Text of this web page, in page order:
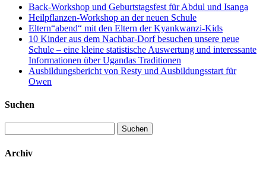
Back-Workshop und Geburtstagsfest für Abdul und Isanga
Heilpflanzen-Workshop an der neuen Schule
Eltern“abend“ mit den Eltern der Kyankwanzi-Kids
10 Kinder aus dem Nachbar-Dorf besuchen unsere neue
Schule – eine kleine statistische Auswertung und interessante
Informationen über Ugandas Traditionen
Ausbildungsbericht von Resty und Ausbildungsstart für
Owen
Suchen
nach:
Archiv